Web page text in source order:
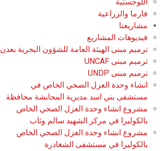
فارما والزراعية
مشاريعنا
فيديوهات المشاريع
ترميم مبنى الهيئة العامة للشؤون البحرية بعدن
ترميم مبنى UNCAF
ترميم مبنى UNDP
انشاء وحدة العزل الصحي الخاص في
مستشفى بني اسد مديرية المحابشة محافظة
مشروع انشاء وحدة العزل الصحي الخاص
بالكوليرا في مركز الشهيد سالم وثاب
مشروع انشاء وحدة العزل الصحي الخاص
بالكوليرا في مستشفى الشغادرة